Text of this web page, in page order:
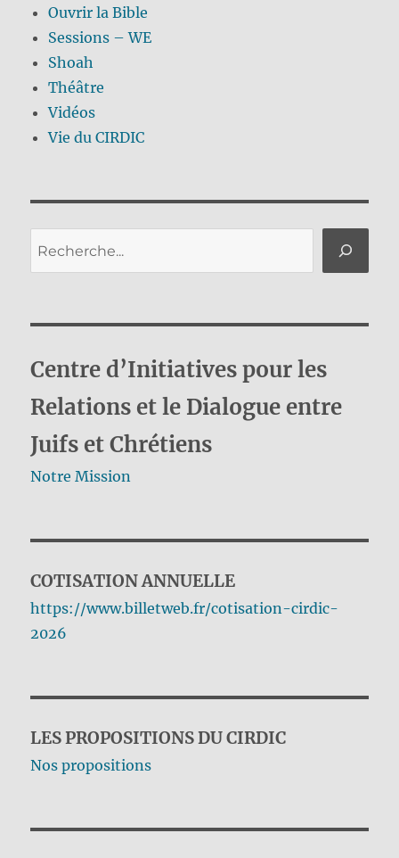
Ouvrir la Bible
Sessions – WE
Shoah
Théâtre
Vidéos
Vie du CIRDIC
Centre d’Initiatives pour les
Relations et le Dialogue entre
Juifs et Chrétiens
Notre Mission
COTISATION ANNUELLE
https://www.billetweb.fr/cotisation-cirdic-
2026
LES PROPOSITIONS DU CIRDIC
Nos propositions